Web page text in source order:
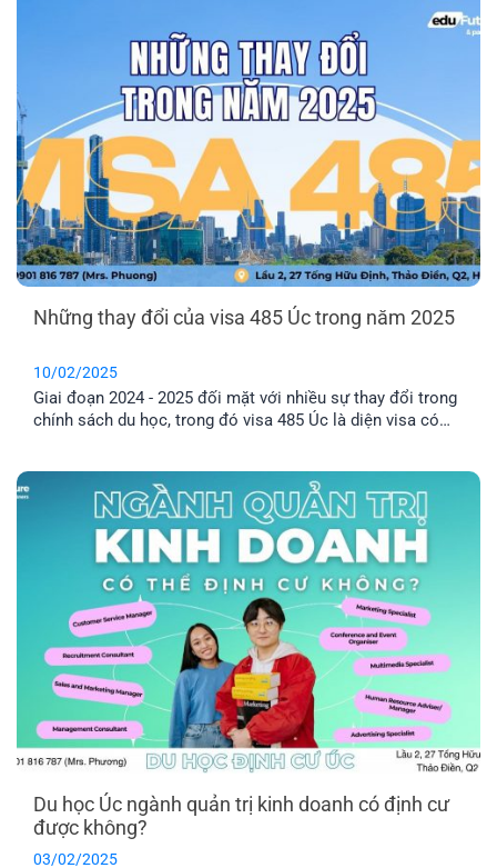
Những thay đổi của visa 485 Úc trong năm 2025
10/02/2025
Giai đoạn 2024 - 2025 đối mặt với nhiều sự thay đổi trong
chính sách du học, trong đó visa 485 Úc là diện visa có
học của mình nhé.
Du học Úc ngành quản trị kinh doanh có định cư
được không?
03/02/2025